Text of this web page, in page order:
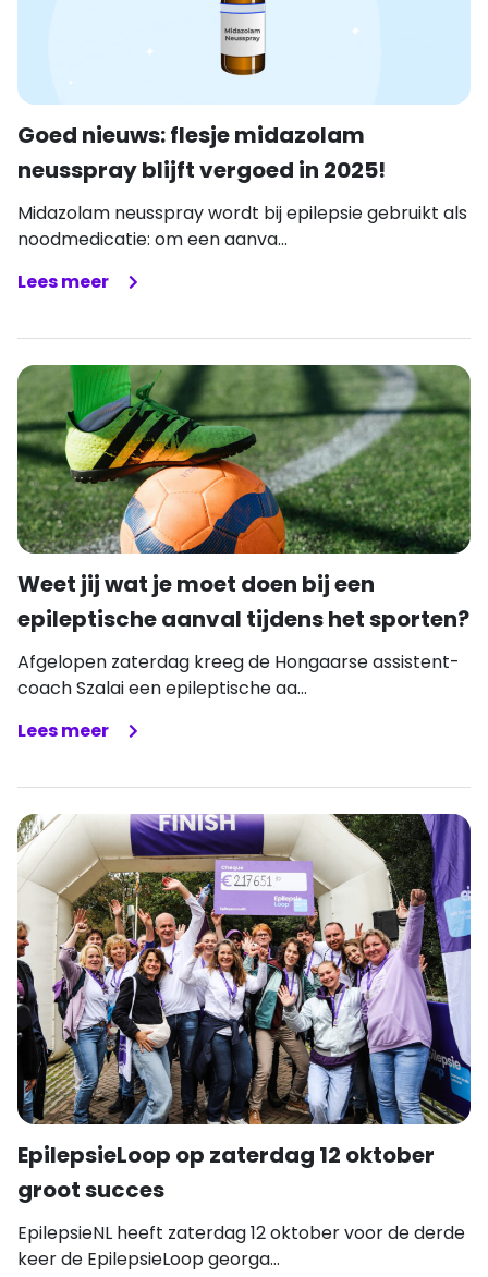
Goed nieuws: flesje midazolam
neusspray blijft vergoed in 2025!
Midazolam neusspray wordt bij epilepsie gebruikt als
noodmedicatie: om een aanva...
Lees meer
Weet jij wat je moet doen bij een
epileptische aanval tijdens het sporten?
Afgelopen zaterdag kreeg de Hongaarse assistent-
coach Szalai een epileptische aa...
Lees meer
EpilepsieLoop op zaterdag 12 oktober
groot succes
EpilepsieNL heeft zaterdag 12 oktober voor de derde
keer de EpilepsieLoop georga...